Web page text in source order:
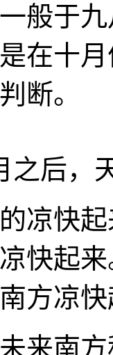
般于
在十
断。
之后，
凉快
快起
方凉
来南